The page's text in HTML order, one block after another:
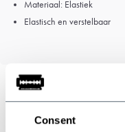
Consent
Materiaal: Elastiek
Elastisch en verstelbaar
Kunnen wij u helpen?